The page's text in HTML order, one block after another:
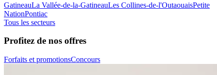
GatineauLa Vallée-de-la-GatineauLes Collines-de-l'OutaouaisPetite
NationPontiac
Tous les secteurs
Profitez de nos offres
Forfaits et promotionsConcours